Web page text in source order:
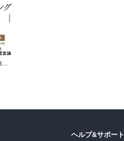
小さな会社を強くするマーケティング思考
ヘルプ&サポート